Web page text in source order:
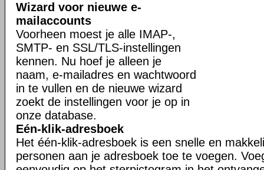
Wizard voor nieuwe e-
mailaccounts
Voorheen moest je alle IMAP-,
SMTP- en SSL/TLS-instellingen
kennen. Nu hoef je alleen je
naam, e-mailadres en wachtwoord
in te vullen en de nieuwe wizard
zoekt de instellingen voor je op in
onze database.
Eén-klik-adresboek
Het één-klik-adresboek is een snelle en
personen aan je adresboek toe te voegen.